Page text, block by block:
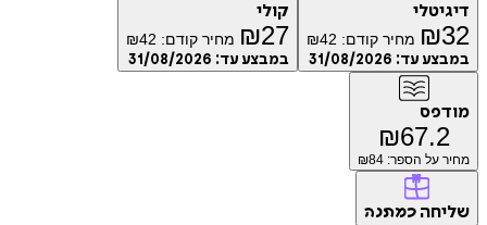
₪ מחיר קודם: ₪42
עד:31/08/2026
₪ 27 מחיר קודם: ₪42
במבצע עד:31/08/2026
₪
על הספר: ₪84
כמתנה